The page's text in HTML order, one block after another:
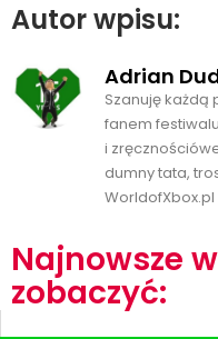
Autor wpisu:
Adrian
Szanuję każdą
fanem
i
dumny tata,
WorldofXbox.pl
Najnowsze
zobaczyć: